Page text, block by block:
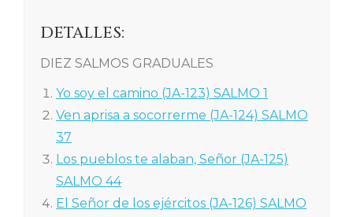
DETALLES:
DIEZ SALMOS GRADUALES
Yo soy el camino (JA-123) SALMO 1
Ven aprisa a socorrerme (JA-124) SALMO
37
Los pueblos te alaban, Señor (JA-125)
SALMO 44
El Señor de los ejércitos (JA-126) SALMO